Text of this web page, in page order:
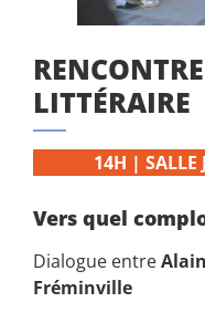
LITTÉRAIRE
14H | SALLE
Vers quel
Dialogue entre
Fréminville